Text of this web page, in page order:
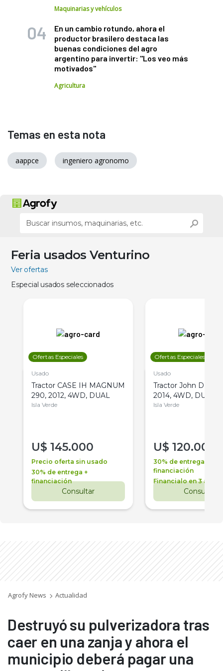
Maquinarias y vehículos
En un cambio rotundo, ahora el
productor brasilero destaca las
buenas condiciones del agro
argentino para invertir: "Los veo más
motivados"
Agricultura
Temas en esta nota
aappce ingeniero agronomo
Feria usados Venturino
Ver ofertas
Especial usados seleccionados
Ofertas Especiales
Usado
Tractor CASE IH MAGNUM
290, 2012, 4WD, DUAL
Isla Verde
U$ 145.000
Precio oferta sin usado
30% de entrega +
financiación
Consultar
Ofertas Especiales
Usado
Tractor John Deere
2014, 4WD, DUAL
Isla Verde
U$ 120.000
30% de entrega +
financiación
Financialo en 3 años
Consultar
Agrofy News Actualidad
Destruyó su pulverizadora tras
caer en una zanja y ahora el
municipio deberá pagar una